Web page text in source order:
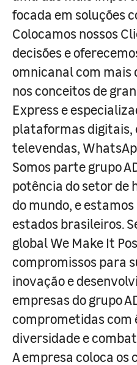
focada em soluções
Colocamos nossos
decisões e
omnicanal com mais
nos conceitos de
Express e
plataformas digitais,
televendas,
Somos parte grupo
potência do setor de
do mundo, e
estados brasileiros.
global We Make It
compromissos para
inovação e
empresas do grupo
comprometidas com
diversidade e
A empresa coloca os